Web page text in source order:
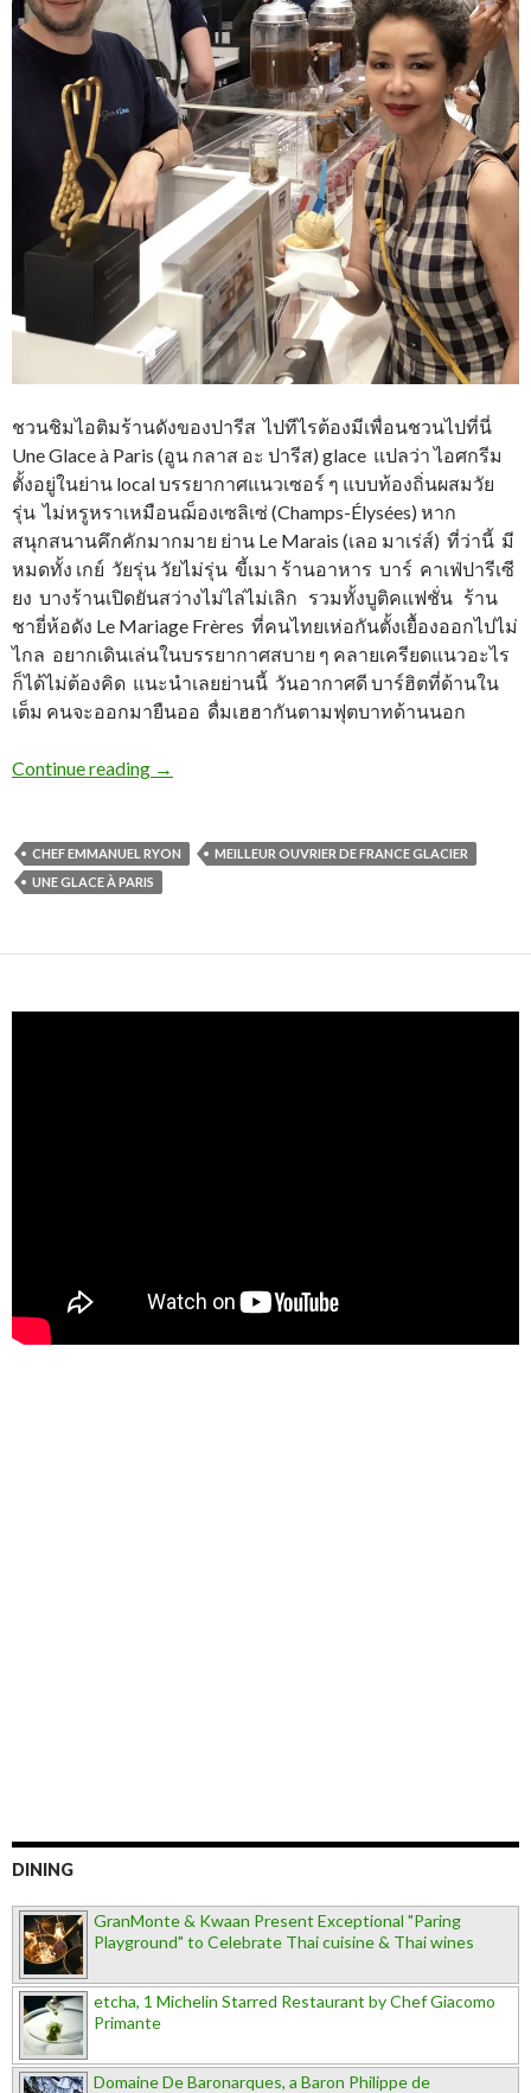
ชวนชิมไอติมร้านดังของปารีส ไปทีไรต้องมีเพื่อนชวนไปที่นี่
Une Glace à Paris (อูน กลาส อะ ปารีส) glace แปลว่า ไอศกรีม
ตั้งอยู่ในย่าน local บรรยากาศแนวเซอร์ ๆ แบบท้องถิ่นผสมวัย
รุ่น ไม่หรูหราเหมือนฌ็องเซลิเซ่ (Champs-Élysées) หาก
สนุกสนานคึกคักมากมาย ย่าน Le Marais (เลอ มาเร่ส์) ที่ว่านี้ มี
หมดทั้ง เกย์ วัยรุ่น วัยไม่รุ่น ขี้เมา ร้านอาหาร บาร์ คาเฟ่ปารีเซี
ยง บางร้านเปิดยันสว่างไม่ไล่ไม่เลิก รวมทั้งบูติคแฟชั่น ร้าน
ชายี่ห้อดัง Le Mariage Frères ที่คนไทยเห่อกันตั้งเยื้องออกไปไม่
ไกล อยากเดินเล่นในบรรยากาศสบาย ๆ คลายเครียดแนวอะไร
ก็ได้ไม่ต้องคิด แนะนำเลยย่านนี้ วันอากาศดี บาร์ฮิตที่ด้านใน
เต็ม คนจะออกมายืนออ ดื่มเฮฮากันตามฟุตบาทด้านนอก
Continue reading →
CHEF EMMANUEL RYON
MEILLEUR OUVRIER DE FRANCE GLACIER
UNE GLACE À PARIS
DINING
GranMonte & Kwaan Present Exceptional "Paring
Playground" to Celebrate Thai cuisine & Thai wines
etcha, 1 Michelin Starred Restaurant by Chef Giacomo
Primante
Domaine De Baronarques, a Baron Philippe de